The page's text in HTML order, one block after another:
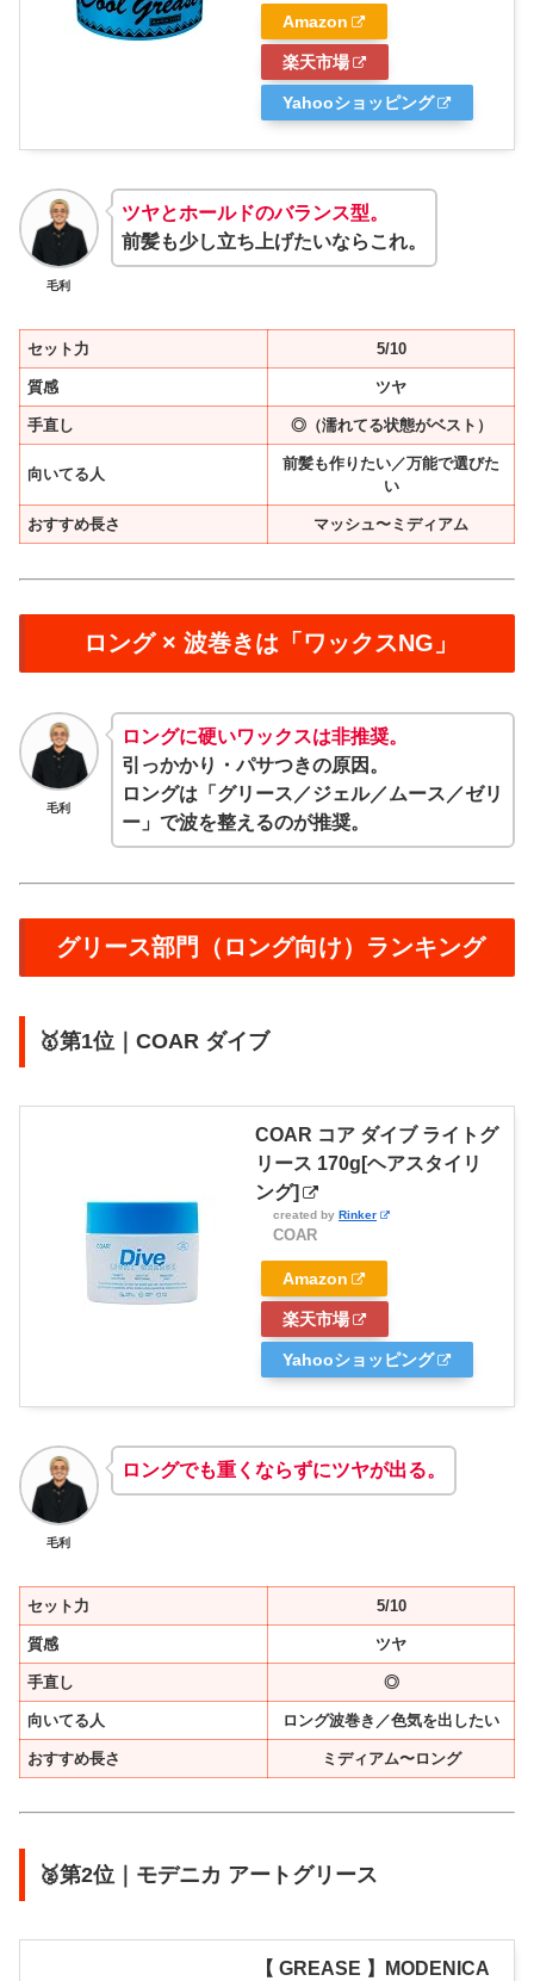
Amazon
楽天市場
Yahooショッピング
毛利
ツヤとホールドのバランス型。
前髪も少し立ち上げたいならこれ。
セット力 5/10
質感 ツヤ
手直し ◎（濡れてる状態がベスト）
向いてる人
前髪も作りたい／万能で選びた
い
おすすめ長さ マッシュ〜ミディアム
ロング × 波巻きは「ワックスNG」
毛利
ロングに硬いワックスは非推奨。
引っかかり・パサつきの原因。
ロングは「グリース／ジェル／ムース／ゼリ
ー」で波を整えるのが推奨。
グリース部門（ロング向け）ランキング
🥇第1位｜COAR ダイブ
COAR コア ダイブ ライトグ
リース 170g[ヘアスタイリ
ング]
created by Rinker
COAR
Amazon
楽天市場
Yahooショッピング
毛利
ロングでも重くならずにツヤが出る。
セット力 5/10
質感 ツヤ
手直し ◎
向いてる人 ロング波巻き／色気を出したい
おすすめ長さ ミディアム〜ロング
🥈第2位｜モデニカ アートグリース
【 GREASE 】MODENICA